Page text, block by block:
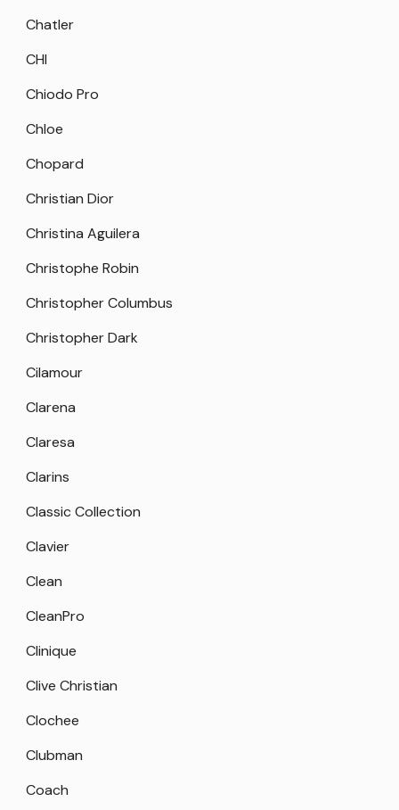
Chatler
CHI
Chiodo Pro
Chloe
Chopard
Christian Dior
Christina Aguilera
Christophe Robin
Christopher Columbus
Christopher Dark
Cilamour
Clarena
Claresa
Clarins
Classic Collection
Clavier
Clean
CleanPro
Clinique
Clive Christian
Clochee
Clubman
Coach